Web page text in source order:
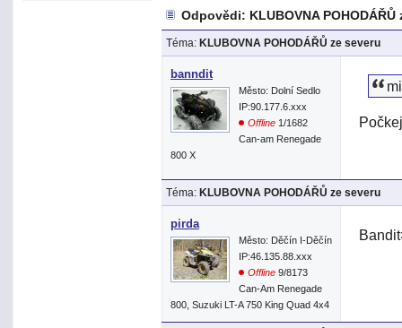
Pro
Odpovědi: KLUBOVNA POHODÁŘŮ
Téma: KLUBOVNA POHODÁŘŮ ze severu
banndit
Město: Dolní Sedlo
IP:90.177.6.xxx
Offline 1/1682
Can-am Renegade
800 X
Téma: KLUBOVNA POHODÁŘŮ ze severu
pirda
Město: Děčín I-Děčín
IP:46.135.88.xxx
Offline 9/8173
Can-Am Renegade
800, Suzuki LT-A 750 King Quad 4x4